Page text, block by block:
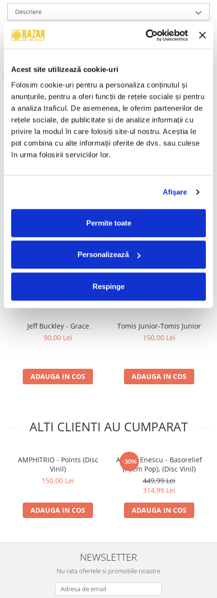
Acest site utilizează cookie-uri
Folosim cookie-uri pentru a personaliza conținutul și
anunțurile, pentru a oferi funcții de rețele sociale și pentru
a analiza traficul. De asemenea, le oferim partenerilor de
rețele sociale, de publicitate și de analize informații cu
privire la modul în care folosiți site-ul nostru. Aceștia le
pot combina cu alte informații oferite de dvs. sau culese
în urma folosirii serviciilor lor.
Afişare
Permite toate
Personalizează
Respinge
Descriere
Stare Coperta:
Stare Disc:
Informatii conformitate produs
Review-uri (0)
PRODUSE ALTERNATIVE
29,99 Lei
FRECVENT CUMPARATE
IMPREUNA
Jeff Buckley - Grace
90,00 Lei
ADAUGA IN COS
Tomis Junior-Tomis Junior
150,00 Lei
ADAUGA IN COS
ALTI CLIENTI AU CUMPARAT
AMPHITRIO - Points (Disc
Vinil)
150,00 Lei
ADAUGA IN COS
-30%
Adrian Enescu - Basorelief
(Poem Pop), (Disc Vinil)
449,99 Lei
314,99 Lei
ADAUGA IN COS
NEWSLETTER
Nu rata ofertele si promotiile noastre